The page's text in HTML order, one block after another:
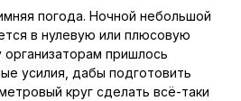
погода. Ночной небольшой
в нулевую или плюсовую
пришлось
усилия, дабы подготовить
круг сделать всё-таки